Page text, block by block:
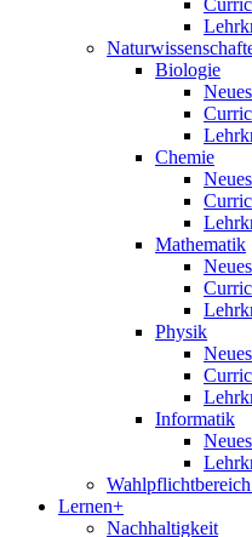
Biologie
Chemie
Mathematik
Physik
Informatik
Lernen+
Nachhaltigkeit